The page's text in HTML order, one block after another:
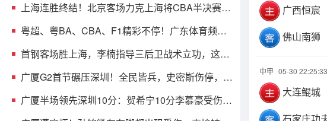
上海连胜终结！北京客场力克上海将CBA半决赛大
粤超、粤BA、CBA、F1精彩不停！广东体育频道
首钢客场胜上海，李楠指导三后卫战术立功，这阵
广厦G2首节碾压深圳！全民皆兵，史密斯伤停，贺
广厦半场领先深圳10分：贺希宁10分李慕豪受伤
广西恒宸
佛山南狮
中甲 05-30 22:25:33
大连鲲城
石家庄功